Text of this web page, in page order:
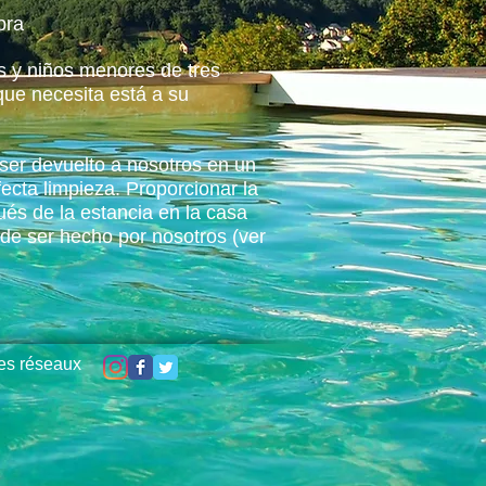
y niños menores de tres
necesita está a su
devuelto a nosotros en un
limpieza. Proporcionar la
de la estancia en la casa
ser hecho por nosotros (ver
réseaux